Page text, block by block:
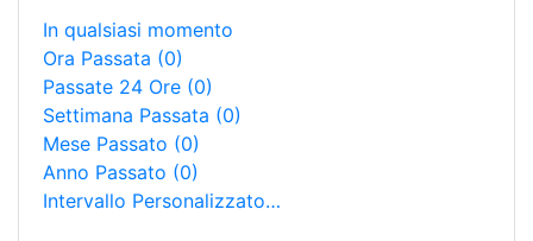
In qualsiasi momento
Ora Passata (0)
Passate 24 Ore (0)
Settimana Passata (0)
Mese Passato (0)
Anno Passato (0)
Intervallo Personalizzato…